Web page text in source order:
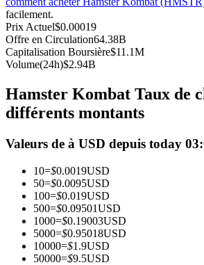
Copie de Trading
Rejoignez les meilleurs traders
Devenez un trader de copie
Profitez du partage des bénéfices et
trading
facilement.
Prix Actuel$0.00019
Offre en Circulation64.38B
Capitalisation Boursière$11.1M
Volume(24h)$2.94B
Hamster Kombat Taux de
différents montants
Valeurs de à USD depuis today
10=$0.0019USD
50=$0.0095USD
100=$0.019USD
500=$0.09501USD
1000=$0.19003USD
5000=$0.95018USD
10000=$1.9USD
50000=$9.5USD